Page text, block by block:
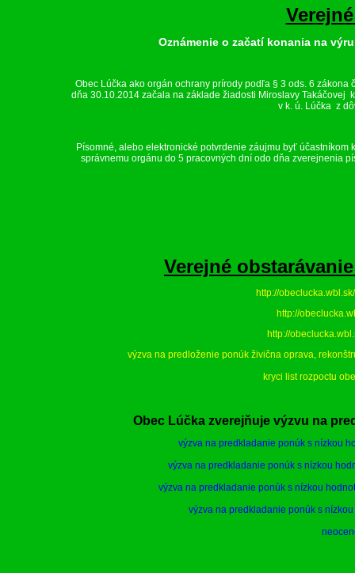
Oznámenie o začatí konania na
Obec Lúčka ako orgán ochrany prírody podľa § 3 ods. 6
dňa 30.10.2014 začala na základe žiadosti Miroslavy Takáčovej
v k. ú. Lúčka z
Písomné, alebo elektronické potvrdenie záujmu byť
správnemu orgánu do 5 pracovných dní odo dňa zverejnenia
Verejné
http://
http://
http://
výzva na predloženie ponúk živična oprava,
kryci list rozpoctu
Obec Lúčka zverejňuje výzvu na
výzva na predkladanie ponúk s nízkou
výzva na predkladanie ponúk s nízkou
výzva na predkladanie ponúk s nízkou
výzva na predkladanie ponúk s